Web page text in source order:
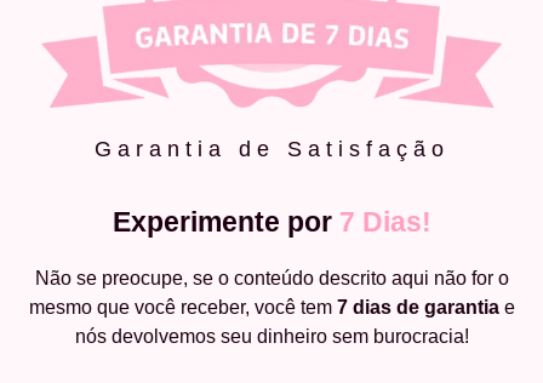
Garantia de Satisfação
Experimente por 7 Dias!
Não se preocupe, se o conteúdo descrito aqui não for o
mesmo que você receber, você tem 7 dias de garantiae
nós devolvemos seu dinheiro sem burocracia!